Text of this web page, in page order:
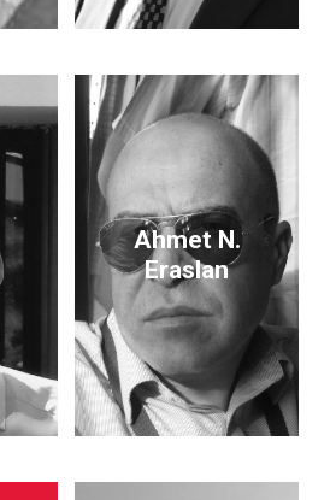
Ahmet N.
Eraslan